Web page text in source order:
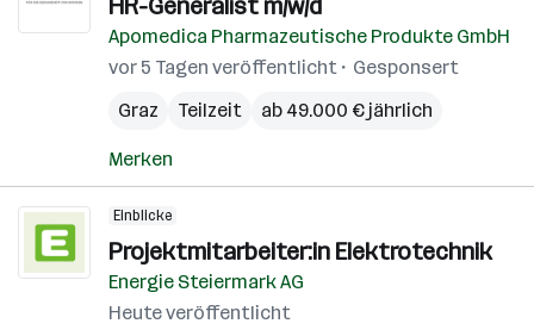
HR-Generalist m/w/d
Apomedica Pharmazeutische Produkte GmbH
vor 5 Tagen veröffentlicht
Gesponsert
Graz
Teilzeit ab 49.000 € jährlich
Merken
Einblicke
Projektmitarbeiter:in Elektrotechnik
Energie Steiermark AG
Heute veröffentlicht